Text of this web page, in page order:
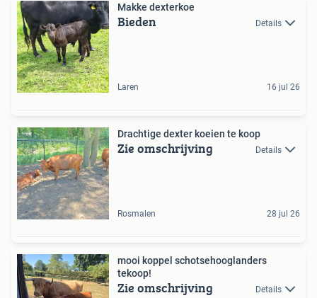
Makke dexterkoe
Bieden Details
Laren 16 jul 26
Drachtige dexter koeien te koop
Zie omschrijving Details
Rosmalen 28 jul 26
mooi koppel schotsehooglanders
tekoop!
Zie omschrijving Details